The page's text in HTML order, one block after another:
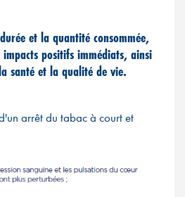
et la quantité consommée,
positifs immédiats, ainsi
santé et la qualité de vie.
arrêt du tabac à court et